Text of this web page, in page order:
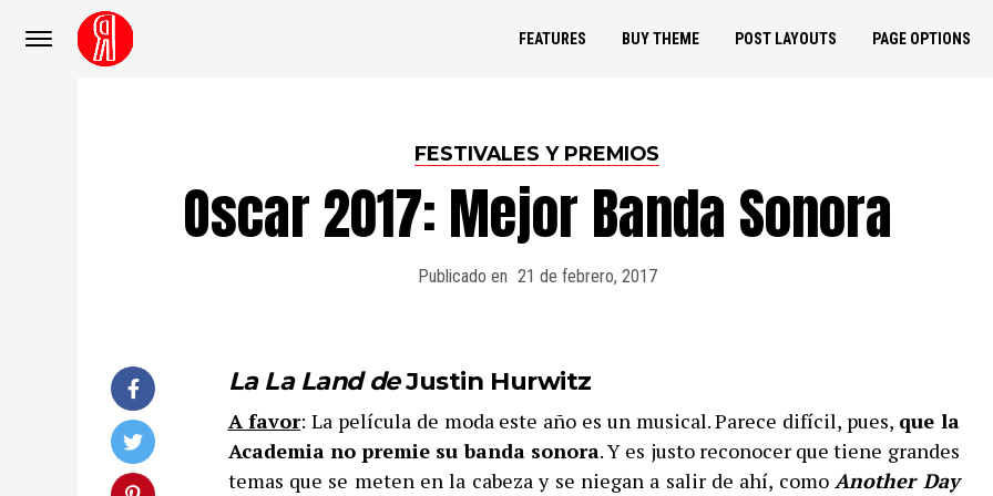
FEATURES BUY THEME POST LAYOUTS PAGE OPTIONS
FESTIVALES Y PREMIOS
Oscar 2017: Mejor Banda Sonora
Publicado en 21 de febrero, 2017
La La Land deJustin Hurwitz
A favor: La película de moda este año es un musical. Parece difícil, pues, que la
Academia no premie su banda sonora. Y es justo reconocer que tiene grandes
temas que se meten en la cabeza y se niegan a salir de ahí, comoAnother Day